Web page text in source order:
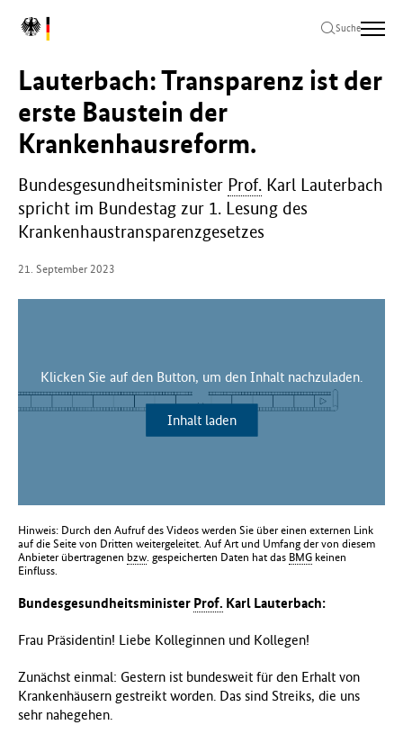
Hauptinhalt
springen
Hauptnavigation
springen
Seitenende
springen
L
u
n
d
e
s
m
i
m
u
n
d
e
t
(
B
M
G
Suche
Lauterbach: Transparenz ist der
erste Baustein der
Krankenhausreform.
Bundesgesundheitsminister Prof. Karl Lauterbach
spricht im Bundestag zur 1. Lesung des
Krankenhaustransparenzgesetzes
21. September 2023
Klicken Sie auf den Button, um den Inhalt nachzuladen.
Inhalt laden
Hinweis: Durch den Aufruf des Videos werden Sie über einen externen Link
auf die Seite von Dritten weitergeleitet. Auf Art und Umfang der von diesem
Anbieter übertragenen bzw. gespeicherten Daten hat das BMG keinen
Einfluss.
Bundesgesundheitsminister Prof. Karl Lauterbach:
Frau Präsidentin! Liebe Kolleginnen und Kollegen!
Zunächst einmal: Gestern ist bundesweit für den Erhalt von
Krankenhäusern gestreikt worden. Das sind Streiks, die uns
sehr nahegehen.